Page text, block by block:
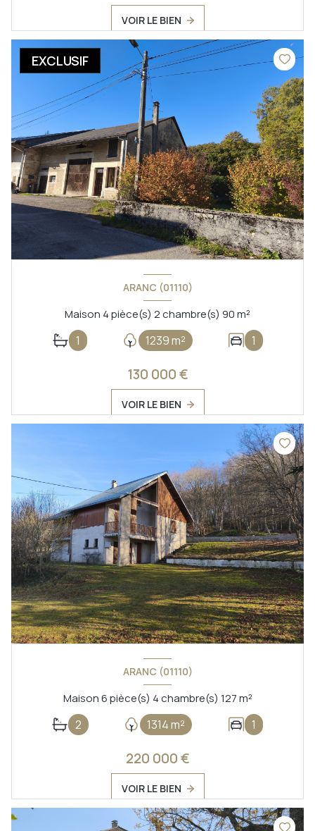
VOIR LE BIEN
EXCLUSIF
ARANC (01110)
Maison 4 pièce(s) 2 chambre(s) 90 m²
1 1239 m² 1
130 000 €
VOIR LE BIEN
ARANC (01110)
Maison 6 pièce(s) 4 chambre(s) 127 m²
2 1314 m² 1
220 000 €
VOIR LE BIEN